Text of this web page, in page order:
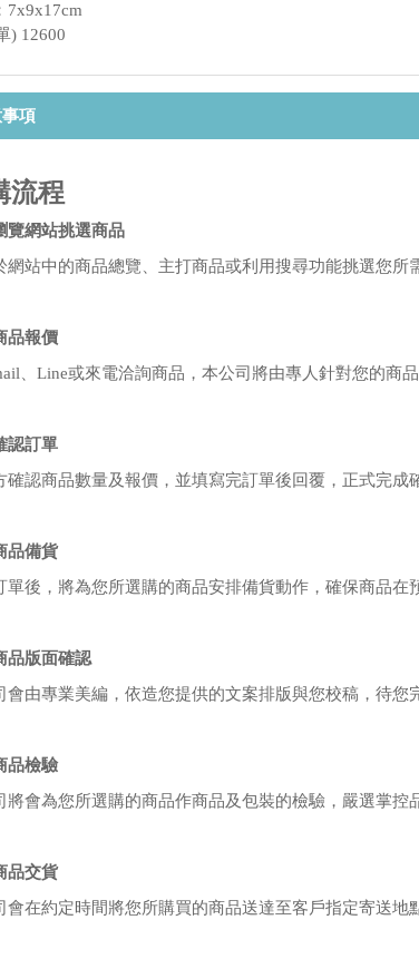
7x9x17cm
) 12600
項
流程
覽網站挑選商品
網站中的商品總覽、主打商品或利用搜尋功能挑選您所
品報價
、Line或來電洽詢商品，本公司將由專人針對您的商
認訂單
確認商品數量及報價，並填寫完訂單後回覆，正式完成
品備貨
單後，將為您所選購的商品安排備貨動作，確保商品在
品版面確認
會由專業美編，依造您提供的文案排版與您校稿，待您
品檢驗
將會為您所選購的商品作商品及包裝的檢驗，嚴選掌控
品交貨
會在約定時間將您所購買的商品送達至客戶指定寄送地